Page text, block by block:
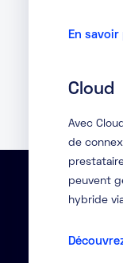
En
Cloud
Avec
de
peuvent
hybride